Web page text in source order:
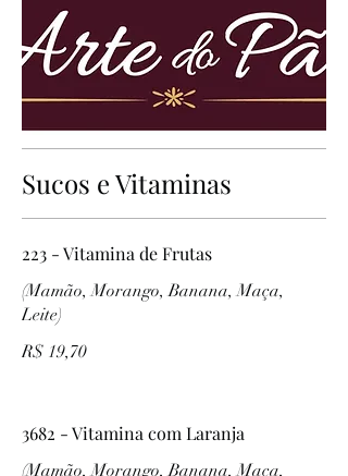
Sucos e Vitaminas
223 - Vitamina de Frutas
(Mamão, Morango, Banana, Maça,
Leite)
R$ 19,70
3682 - Vitamina com Laranja
(Mamão, Morango, Banana, Maça,